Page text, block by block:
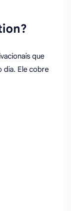
que
dia. Ele cobre